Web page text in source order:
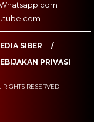
SIBER
PRIVASI
RESERVED